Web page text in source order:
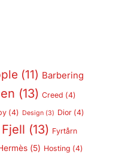
(11) Barbering
(13) Creed (4)
(4) Design(3) Dior(4)
Fjell (13) Fyrtårn
(5) Hosting (4)